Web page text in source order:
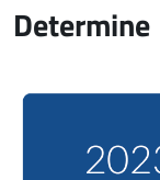
Determine